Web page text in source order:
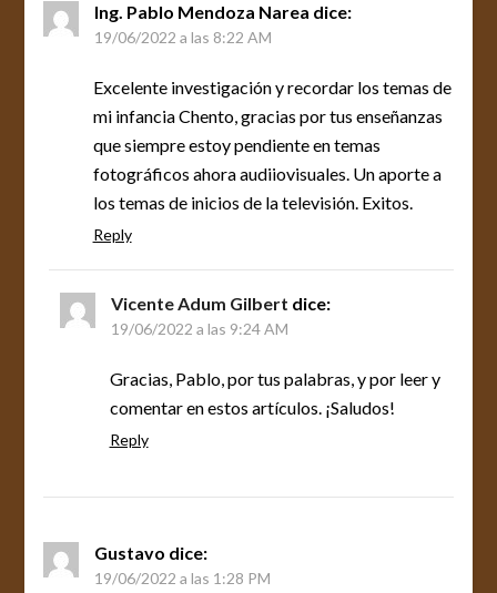
Ing. Pablo Mendoza Narea dice:
19/06/2022 a las 8:22 AM
Excelente investigación y recordar los temas de
mi infancia Chento, gracias por tus enseñanzas
que siempre estoy pendiente en temas
fotográficos ahora audiiovisuales. Un aporte a
los temas de inicios de la televisión. Exitos.
Reply
Vicente Adum Gilbert dice:
19/06/2022 a las 9:24 AM
Gracias, Pablo, por tus palabras, y por leer y
comentar en estos artículos. ¡Saludos!
Reply
Gustavo dice:
19/06/2022 a las 1:28 PM